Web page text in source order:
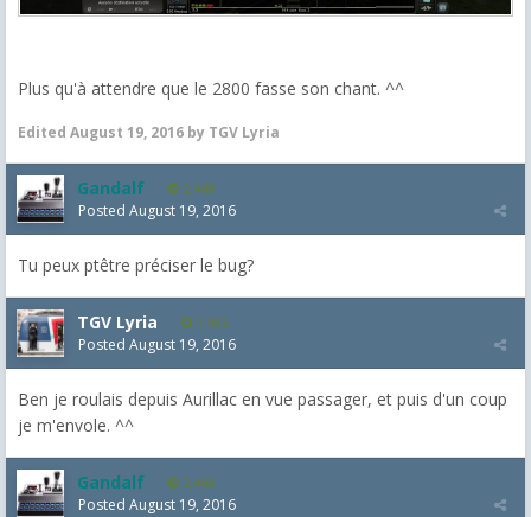
Plus qu'à attendre que le 2800 fasse son chant. ^^
Edited August 19, 2016 by TGV Lyria
Gandalf 2,463
Posted August 19, 2016
Tu peux ptêtre préciser le bug?
TGV Lyria 1,032
Posted August 19, 2016
Ben je roulais depuis Aurillac en vue passager, et puis d'un coup
je m'envole. ^^
Gandalf 2,463
Posted August 19, 2016